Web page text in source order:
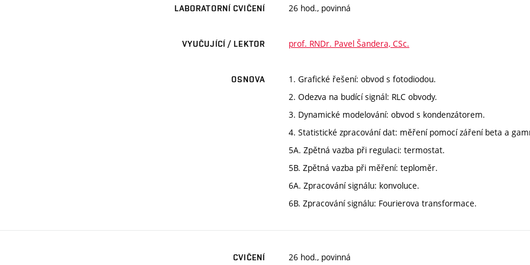
LABORATORNÍ CVIČENÍ 26 hod., povinná
VYUČUJÍCÍ / LEKTOR prof. RNDr. Pavel Šandera, CSc.
OSNOVA
1. Grafické řešení: obvod s fotodiodou.
2. Odezva na budící signál: RLC obvody.
3. Dynamické modelování: obvod s kondenzátorem.
4. Statistické zpracování dat: měření pomocí záření beta a
5A. Zpětná vazba při regulaci: termostat.
5B. Zpětná vazba při měření: teploměr.
6A. Zpracování signálu: konvoluce.
6B. Zpracování signálu: Fourierova transformace.
CVIČENÍ 26 hod., povinná